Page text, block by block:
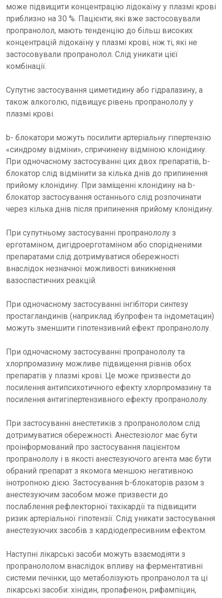
може підвищити концентрацію лідокаїну у плазмі крові
приблизно на 30 %. Пацієнти, які вже застосовували
пропранолол, мають тенденцію до більш високих
концентрацій лідокаїну у плазмі крові, ніж ті, які не
застосовували пропранолол. Слід уникати цієї
комбінації.
Супутнє застосування циметидину або гідралазину, а
також алкоголю, підвищує рівень пропранололу у
плазмі крові.
b- блокатори можуть посилити артеріальну гіпертензію
«синдрому відміни», спричинену відміною клонідину.
При одночасному застосуванні цих двох препаратів, b-
блокатор слід відмінити за кілька днів до припинення
прийому клонідину. При заміщенні клонідину на b-
блокатор застосування останнього слід розпочинати
через кілька днів після припинення прийому клонідину.
При супутньому застосуванні пропранололу з
ерготаміном, дигідроерготаміном або спорідненими
препаратами слід дотримуватися обережності
внаслідок незначної можливості виникнення
вазоспастичних реакцій.
При одночасному застосуванні інгібітори синтезу
простагландинів (наприклад ібупрофен та індометацин)
можуть зменшити гіпотензивний ефект пропранололу.
При одночасному застосуванні пропранололу та
хлорпромазину можливе підвищення рівнів обох
препаратів у плазмі крові. Це може призвести до
посилення антипсихотичного ефекту хлорпромазину та
посилення антигіпертензивного ефекту пропранололу.
При застосуванні анестетиків з пропранололом слід
дотримуватися обережності. Анестезіолог має бути
проінформований про застосування пацієнтом
пропранололу і в якості анестезуючого агента має бути
обраний препарат з якомога меншою негативною
інотропною дією. Застосування b-блокаторів разом з
анестезуючим засобом може призвести до
послаблення рефлекторної тахікардії та підвищити
ризик артеріальної гіпотензії. Слід уникати застосування
анестезуючих засобів з кардіодепресивним ефектом.
Наступні лікарські засоби можуть взаємодіяти з
пропранололом внаслідок впливу на ферментативні
системи печінки, що метаболізують пропранолол та ці
лікарські засоби: хінідин, пропафенон, рифампіцин,